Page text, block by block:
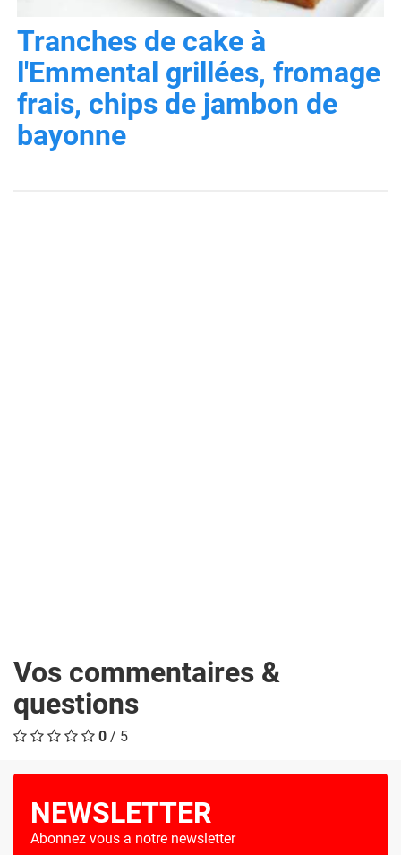
Tranches de cake à
l'Emmental grillées, fromage
frais, chips de jambon de
bayonne
Vos commentaires &
questions
0 / 5
NEWSLETTER
Abonnez vous a notre newsletter